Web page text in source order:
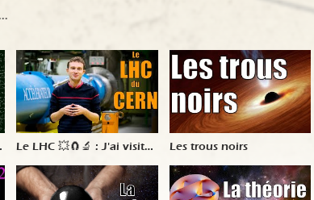
Le LHC 💥🧲🔬 : J'ai visité
de particules du monde !
Les trous noirs